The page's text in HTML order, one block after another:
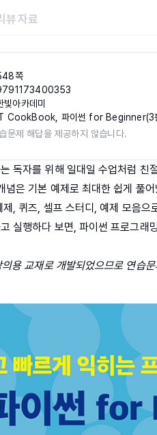
뷰 자료
쪽
빛아카데미
CookBook, 파이썬 for Beginner(3
문제 해답을 제공하지 않습니다.
독자를 위해 일대일 수업처럼 친
념은 기본 예제로 최대한 쉽게 풀어
, 퀴즈, 셀프 스터디, 예제 모음으
실행하다 보면, 파이썬 프로그래
용 교재로 개발되었으므로 연습